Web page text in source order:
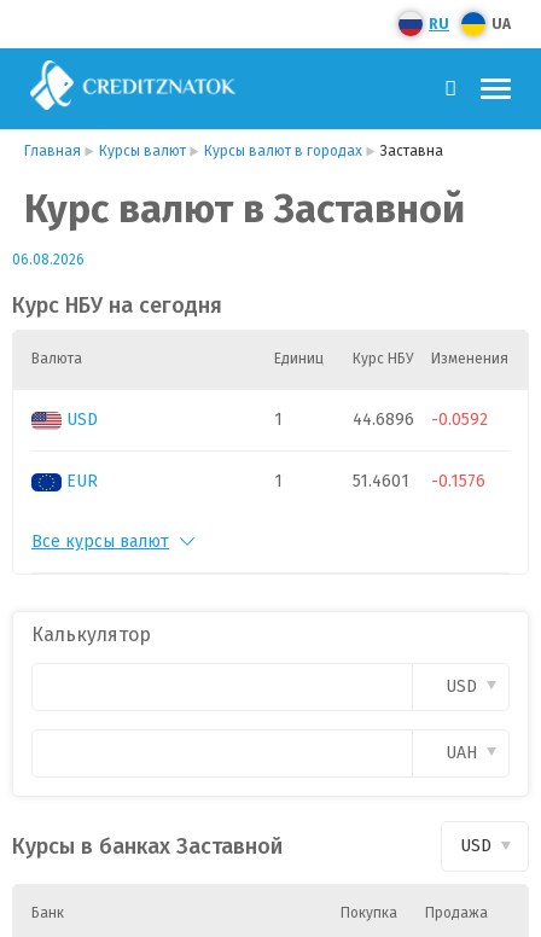
RU UA
Главная Курсы валют Курсы валют в городах Заставна
Курс валют в Заставной
06.08.2026
Курс НБУ на сегодня
Валюта Единиц Курс НБУ Изменения
USD 1 44.6896 -0.0592
EUR 1 51.4601 -0.1576
CHF
Все курсы валют
Калькулятор
USD
UAH
Курсы в банках Заставной USD
Банк Покупка Продажа